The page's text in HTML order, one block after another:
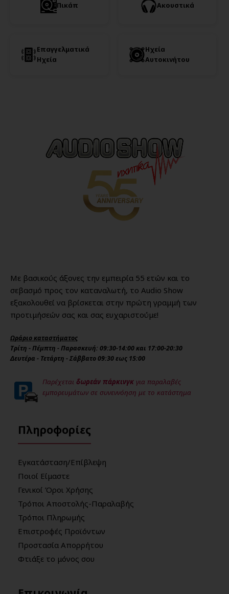
Πικάπ Ακουστικά
Επαγγελματικά
Ηχεία
Ηχεία
Αυτοκινήτου
Με βασικούς άξονες την εμπειρία 55 ετών και το
σεβασμό προς τον καταναλωτή, το Audio Show
εξακολουθεί να βρίσκεται στην πρώτη γραμμή των
προτιμήσεών σας και σας ευχαριστούμε!
Ωράριο καταστήματος
Τρίτη - Πέμπτη - Παρασκευή: 09:30-14:00 και 17:00-20:30
Δευτέρα - Τετάρτη - Σάββατο 09:30 εως 15:00
Παρέχεται δωρεάν πάρκινγκ για παραλαβές
εμπορευμάτων σε συνεννόηση με το κατάστημα
Πληροφορίες
Εγκατάσταση/Επίβλεψη
Ποιοί Είμαστε
Γενικοί Όροι Χρήσης
Τρόποι Αποστολής-Παραλαβής
Τρόποι Πληρωμής
Επιστροφές Προϊόντων
Προστασία Απορρήτου
Φτιάξε το μόνος σου